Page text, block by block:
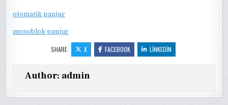
otomatik panjur
monoblok panjur
SHARE: X FACEBOOK LINKEDIN
Author: admin